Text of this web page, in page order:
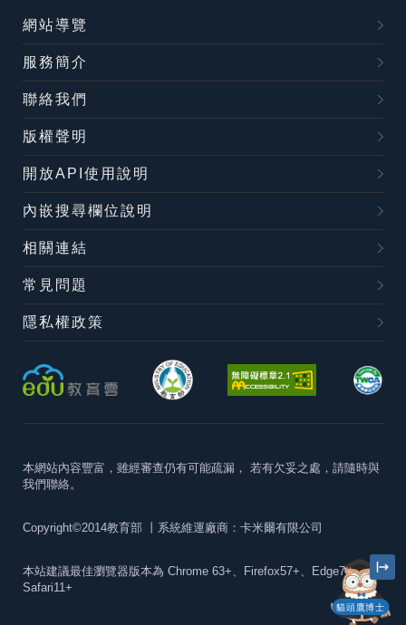
貓頭鷹博士
網站導覽
服務簡介
聯絡我們
版權聲明
開放API使用說明
內嵌搜尋欄位說明
相關連結
常見問題
隱私權政策
本網站內容豐富，雖經審查仍有可能疏漏， 若有欠妥之處，請隨時與
我們聯絡。
Copyright©2014教育部 丨系統維運廠商：卡米爾有限公司
本站建議最佳瀏覽器版本為 Chrome 63+、Firefox57+、Edge79+及
Safari11+